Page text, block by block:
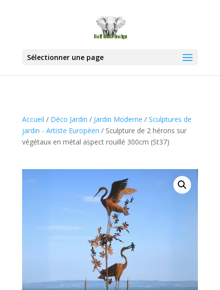
Sélectionner une page
Accueil / Déco Jardin / Jardin Moderne / Sculptures de
jardin - Artiste Européen / Sculpture de 2 hérons sur
végétaux en métal aspect rouillé 300cm (St37)